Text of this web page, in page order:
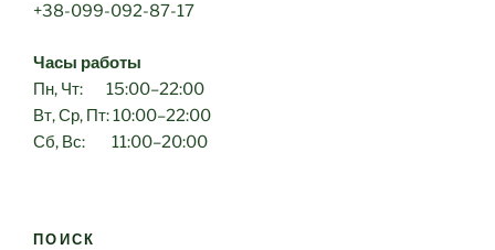
+38-099-092-87-17
Часы работы
Пн, Чт: 15:00–22:00
Вт, Ср, Пт: 10:00–22:00
Сб, Вс: 11:00–20:00
ПОИСК